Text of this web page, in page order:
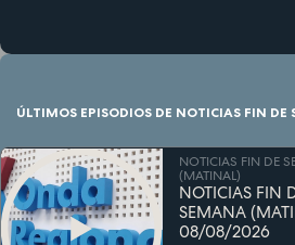
ÚLTIMOS EPISODIOS DE NOTICIAS FIN
NOTICIAS FIN DE
(MATINAL)
NOTICIAS FIN
SEMANA
08/08/2026